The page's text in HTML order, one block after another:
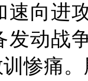
速向进
发动战
惨痛